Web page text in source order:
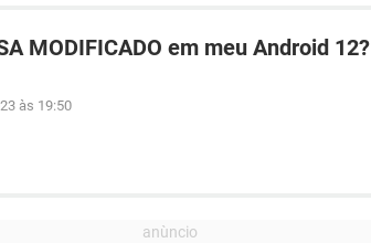
MODIFICADO em meu Android 12?
às 19:50